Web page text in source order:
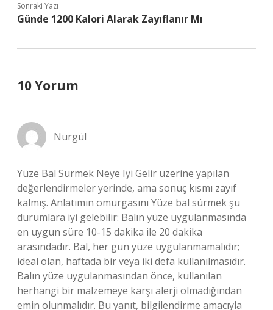
Sonraki Yazı
Günde 1200 Kalori Alarak Zayıflanır Mı
10 Yorum
Nurgül
Yüze Bal Sürmek Neye Iyi Gelir üzerine yapılan
değerlendirmeler yerinde, ama sonuç kısmı zayıf
kalmış. Anlatımın omurgasını Yüze bal sürmek şu
durumlara iyi gelebilir: Balın yüze uygulanmasında
en uygun süre 10-15 dakika ile 20 dakika
arasındadır. Bal, her gün yüze uygulanmamalıdır;
ideal olan, haftada bir veya iki defa kullanılmasıdır.
Balın yüze uygulanmasından önce, kullanılan
herhangi bir malzemeye karşı alerji olmadığından
emin olunmalıdır. Bu yanıt, bilgilendirme amacıyla